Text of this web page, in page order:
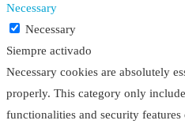
Necessary
Necessary
Siempre activado
Necessary cookies are absolutely
properly. This category only
functionalities and security